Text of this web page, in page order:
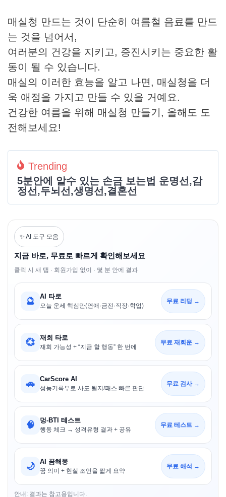
매실청 만드는 것이 단순히 여름철 음료를 만드
는 것을 넘어서,
여러분의 건강을 지키고, 증진시키는 중요한 활
동이 될 수 있습니다.
매실의 이러한 효능을 알고 나면, 매실청을 더
욱 애정을 가지고 만들 수 있을 거예요.
건강한 여름을 위해 매실청 만들기, 올해도 도
전해보세요!
Trending
5분안에 알수 있는 손금 보는법 운명선,감
정선,두뇌선,생명선,결혼선
✨ AI 도구 모음
지금 바로, 무료로 빠르게 확인해보세요
클릭 시 새 탭 · 회원가입 없이 · 몇 분 안에 결과
🔮 AI 타로
오늘 운세 핵심만(연애·금전·직장·학업)
무료 리딩 →
💞 재회 타로
재회 가능성 + “지금 할 행동” 한 번에
무료 재회운 →
🚗 CarScore AI
성능기록부로 사도 될지/패스 빠른 판단
무료 검사 →
🧠 멍-BTI 테스트
행동 체크 → 성격유형 결과 + 공유
무료 테스트 →
🌙 AI 꿈해몽
꿈 의미 + 현실 조언을 짧게 요약
무료 해석 →
안내: 결과는 참고용입니다.